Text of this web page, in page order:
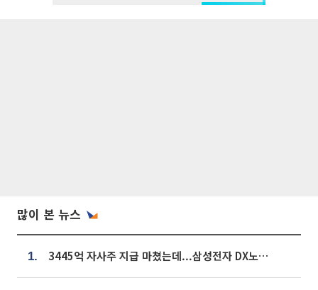
많이 본 뉴스
1. 3445억 자사주 지급 마쳤는데...삼성전자 DX노조, 뒤늦은 '떼쓰기 집회'